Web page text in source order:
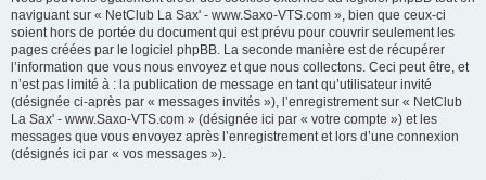
naviguant sur « NetClub La Sax' - www.Saxo-VTS.com », bien que ceux-ci
soient hors de portée du document qui est prévu pour couvrir seulement les
pages créées par le logiciel phpBB. La seconde manière est de récupérer
l’information que vous nous envoyez et que nous collectons. Ceci peut être, et
n’est pas limité à : la publication de message en tant qu’utilisateur invité
(désignée ci-après par « messages invités »), l’enregistrement sur « NetClub
La Sax' - www.Saxo-VTS.com » (désignée ici par « votre compte ») et les
messages que vous envoyez après l’enregistrement et lors d’une connexion
(désignés ici par « vos messages »).